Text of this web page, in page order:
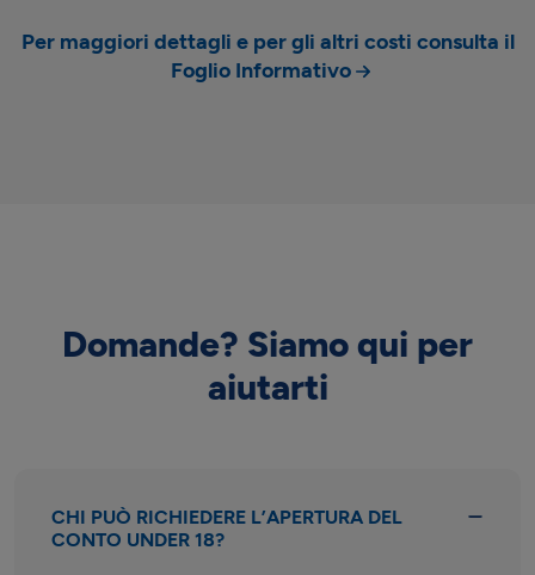
Per maggiori dettagli e per gli altri costi consulta il
Foglio Informativo
Domande? Siamo qui per
aiutarti
CHI PUÒ RICHIEDERE L’APERTURA DEL
CONTO UNDER 18?